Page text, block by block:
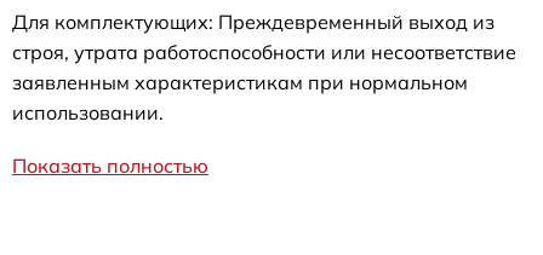
Для комплектующих: Преждевременный выход из
строя, утрата работоспособности или несоответствие
заявленным характеристикам при нормальном
использовании.
Показать полностью